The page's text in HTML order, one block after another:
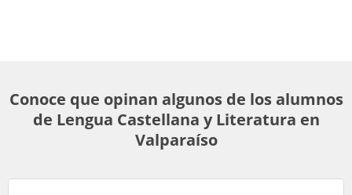
Conoce que opinan algunos de los alumnos
de Lengua Castellana y Literatura en
Valparaíso